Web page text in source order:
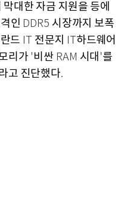
대한 자금 지원을 등에
인 DDR5 시장까지 보폭
드 IT 전문지 IT 하드웨어
리가 '비싼 RAM 시대 '를
고 진단했다.